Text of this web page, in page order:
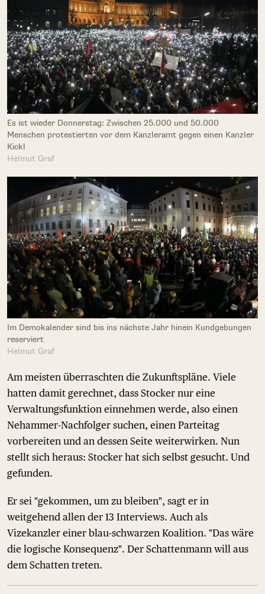
Es ist wieder Donnerstag: Zwischen 25.000 und 50.000
Menschen protestierten vor dem Kanzleramt gegen einen Kanzler
Kickl
Helmut Graf
Im Demokalender sind bis ins nächste Jahr hinein Kundgebungen
reserviert
Helmut Graf
Am meisten überraschten die Zukunftspläne. Viele
hatten damit gerechnet, dass Stocker nur eine
Verwaltungsfunktion einnehmen werde, also einen
Nehammer-Nachfolger suchen, einen Parteitag
vorbereiten und an dessen Seite weiterwirken. Nun
stellt sich heraus: Stocker hat sich selbst gesucht. Und
gefunden.
Er sei "gekommen, um zu bleiben", sagt er in
weitgehend allen der 13 Interviews. Auch als
Vizekanzler einer blau-schwarzen Koalition. "Das wäre
die logische Konsequenz". Der Schattenmann will aus
dem Schatten treten.